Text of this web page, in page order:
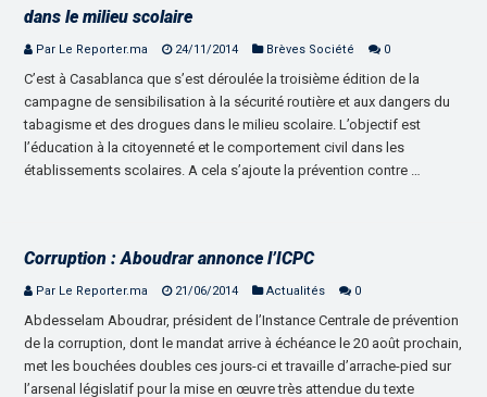
dans le milieu scolaire
Par Le Reporter.ma 24/11/2014 Brèves Société 0
C’est à Casablanca que s’est déroulée la troisième édition de la
campagne de sensibilisation à la sécurité routière et aux dangers du
tabagisme et des drogues dans le milieu scolaire. L’objectif est
l’éducation à la citoyenneté et le comportement civil dans les
établissements scolaires. A cela s’ajoute la prévention contre …
Corruption : Aboudrar annonce l’ICPC
Par Le Reporter.ma 21/06/2014 Actualités 0
Abdesselam Aboudrar, président de l’Instance Centrale de prévention
de la corruption, dont le mandat arrive à échéance le 20 août prochain,
met les bouchées doubles ces jours-ci et travaille d’arrache-pied sur
l’arsenal législatif pour la mise en œuvre très attendue du texte